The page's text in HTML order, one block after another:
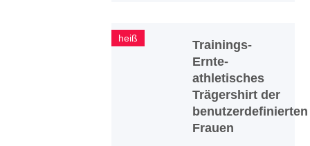
heiß
Trainings-
Ernte-
athletisches
Trägershirt der
benutzerdefinierten
Frauen